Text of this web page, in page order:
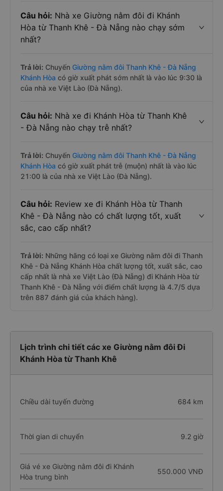
Câu hỏi: Nhà xe Giường nằm đôi đi Khánh
Hòa từ Thanh Khê - Đà Nẵng nào chạy sớm
nhất?
Trả lời: Chuyến Giường nằm đôi Thanh Khê - Đà Nẵng
Khánh Hòa có giờ xuất phát sớm nhất là vào lúc 9:30 là
của nhà xe Việt Lào (Đà Nẵng).
Câu hỏi: Nhà xe đi Khánh Hòa từ Thanh Khê
- Đà Nẵng nào chạy trễ nhất?
Trả lời: Chuyến Giường nằm đôi Thanh Khê - Đà Nẵng
Khánh Hòa có giờ xuất phát trễ (muộn) nhất là vào lúc
21:00 là của nhà xe Việt Lào (Đà Nẵng).
Câu hỏi: Review xe đi Khánh Hòa từ Thanh
Khê - Đà Nẵng nào có chất lượng tốt, xuất
sắc, cao cấp nhất?
Trả lời: Những hãng có loại xe Giường nằm đôi đi Thanh
Khê - Đà Nẵng Khánh Hòa chất lượng tốt, xuất sắc, cao
cấp nhất là nhà xe Việt Lào (Đà Nẵng) đi Khánh Hòa từ
Thanh Khê - Đà Nẵng với điểm chất lượng là 4.7/5 dựa
trên 887 đánh giá của khách hàng).
Lịch trình chi tiết các xe Giường nằm đôi Đi
Khánh Hòa từ Thanh Khê
Chiều dài tuyến đường 684 km
Thời gian di chuyển 9.2 giờ
Giá vé xe Giường nằm đôi đi Khánh
Hòa trung bình
550.000 VNĐ